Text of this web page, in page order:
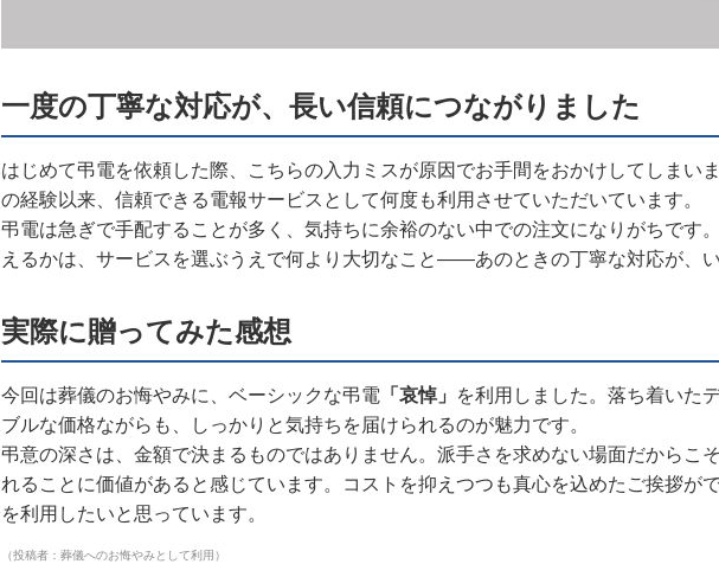
一度の丁寧な対応が、長い信頼につながりました
はじめて弔電を依頼した際、こちらの入力ミスが原因でお手間をおかけしてしまい
の経験以来、信頼できる電報サービスとして何度も利用させていただいています。
弔電は急ぎで手配することが多く、気持ちに余裕のない中での注文になりがちです
えるかは、サービスを選ぶうえで何より大切なこと——あのときの丁寧な対応が、
実際に贈ってみた感想
今回は葬儀のお悔やみに、ベーシックな弔電 「哀悼」
を利用しました。落ち着いた
ブルな価格ながらも、しっかりと気持ちを届けられるのが魅力です。
弔意の深さは、金額で決まるものではありません。派手さを求めない場面だからこ
れることに価値があると感じています。コストを抑えつつも真心を込めたご挨拶が
を利用したいと思っています。
（投稿者：葬儀へのお悔やみとして利用）